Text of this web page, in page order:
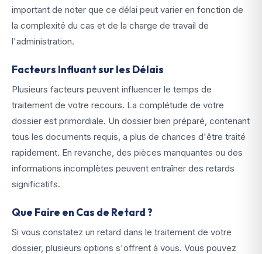
important de noter que ce délai peut varier en fonction de
la complexité du cas et de la charge de travail de
l'administration.
Facteurs Influant sur les Délais
Plusieurs facteurs peuvent influencer le temps de
traitement de votre recours. La complétude de votre
dossier est primordiale. Un dossier bien préparé, contenant
tous les documents requis, a plus de chances d'être traité
rapidement. En revanche, des pièces manquantes ou des
informations incomplètes peuvent entraîner des retards
significatifs.
Que Faire en Cas de Retard ?
Si vous constatez un retard dans le traitement de votre
dossier, plusieurs options s'offrent à vous. Vous pouvez